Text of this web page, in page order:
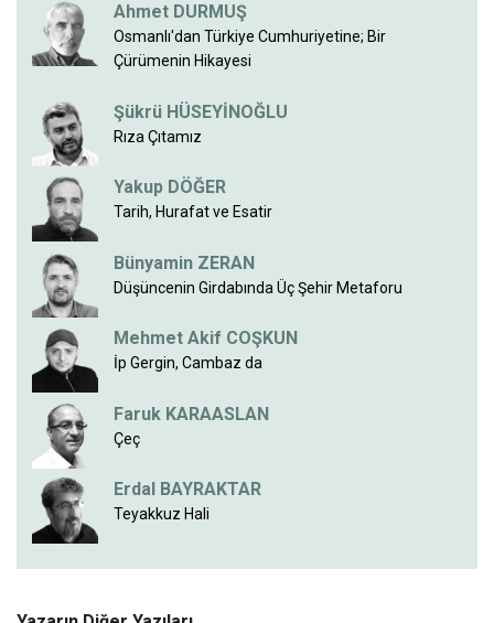
Ahmet DURMUŞ
Osmanlı'dan Türkiye Cumhuriyetine; Bir
Çürümenin Hikayesi
Şükrü HÜSEYİNOĞLU
Rıza Çıtamız
Yakup DÖĞER
Tarih, Hurafat ve Esatir
Bünyamin ZERAN
Düşüncenin Girdabında Üç Şehir Metaforu
Mehmet Akif COŞKUN
İp Gergin, Cambaz da
Faruk KARAASLAN
Çeç
Erdal BAYRAKTAR
Teyakkuz Hali